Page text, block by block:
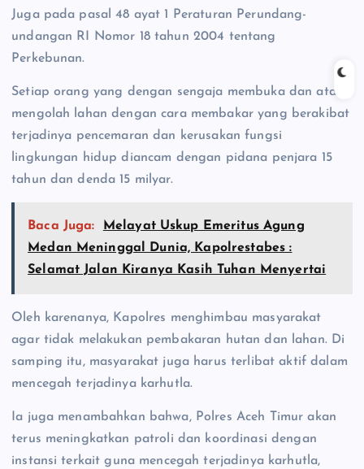
Juga pada pasal 48 ayat 1 Peraturan Perundang-
undangan RI Nomor 18 tahun 2004 tentang
Perkebunan.
Setiap orang yang dengan sengaja membuka dan atau
mengolah lahan dengan cara membakar yang berakibat
terjadinya pencemaran dan kerusakan fungsi
lingkungan hidup diancam dengan pidana penjara 15
tahun dan denda 15 milyar.
Baca Juga:
Melayat Uskup Emeritus Agung
Medan Meninggal Dunia, Kapolrestabes :
Selamat Jalan Kiranya Kasih Tuhan Menyertai
Oleh karenanya, Kapolres menghimbau masyarakat
agar tidak melakukan pembakaran hutan dan lahan. Di
samping itu, masyarakat juga harus terlibat aktif dalam
mencegah terjadinya karhutla.
Ia juga menambahkan bahwa, Polres Aceh Timur akan
terus meningkatkan patroli dan koordinasi dengan
instansi terkait guna mencegah terjadinya karhutla,